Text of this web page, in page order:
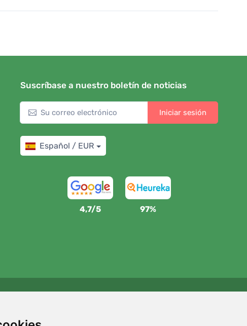
Suscríbase a nuestro boletín de noticias
Iniciar sesión
Español / EUR
4,7/5 97%